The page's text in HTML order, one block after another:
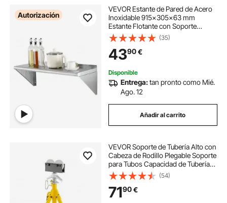
Autorización
VEVOR Estante de Pared de Acero
Inoxidable 915x305x63 mm
Estante Flotante con Soporte
Triangular Carga Máxima de 113 kg
Estantería de Pared para Libros
Portarretratos Plantas Oficina Baño
Cocina
(35)
4390€
Disponible
Entrega:tan pronto como Mié.
Ago. 12
Añadir al carrito
VEVOR Soporte de Tubería Alto con
Cabeza de Rodillo Plegable Soporte
para Tubos Capacidad de Tubería
12 " Altura 32 "-55 " Soporte
Plegable
(54)
7190€